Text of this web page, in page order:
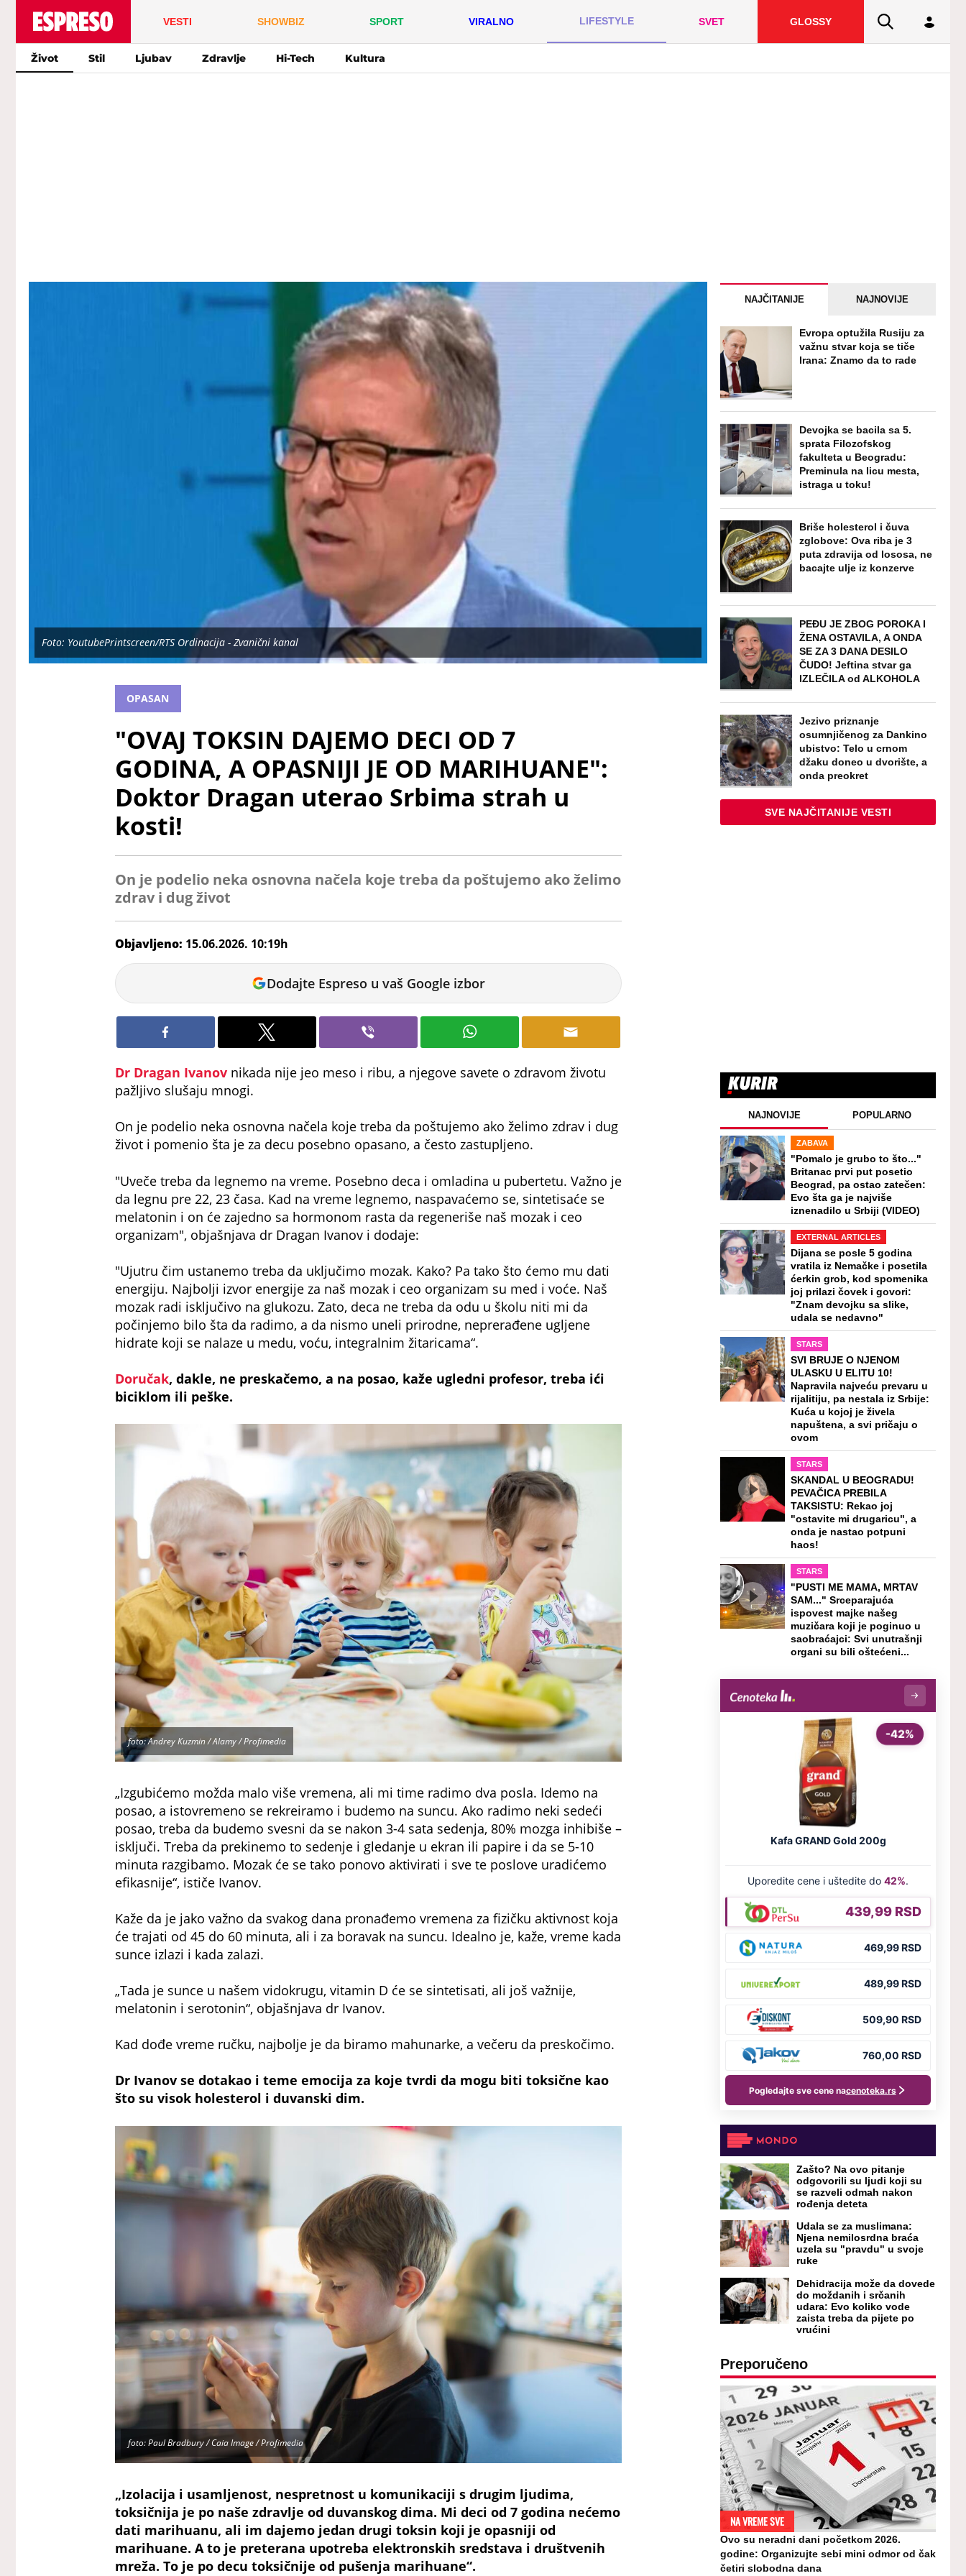
VESTI SHOWBIZ SPORT VIRALNO LIFESTYLE SVET GLOSSY
Život Stil Ljubav Zdravlje Hi-Tech Kultura
Foto: YoutubePrintscreen/RTS Ordinacija - Zvanični kanal
OPASAN
"OVAJ TOKSIN DAJEMO DECI OD 7
GODINA, A OPASNIJI JE OD MARIHUANE":
Doktor Dragan uterao Srbima strah u
kosti!
On je podelio neka osnovna načela koje treba da poštujemo ako želimo
zdrav i dug život
Objavljeno: 15.06.2026. 10:19h
Vanja
Pejić
Dodajte Espreso u vaš Google izbor
Dr Dragan Ivanov nikada nije jeo meso i ribu, a njegove savete o zdravom životu
pažljivo slušaju mnogi.
On je podelio neka osnovna načela koje treba da poštujemo ako želimo zdrav i dug
život i pomenio šta je za decu posebno opasano, a često zastupljeno.
"Uveče treba da legnemo na vreme. Posebno deca i omladina u pubertetu. Važno je
da legnu pre 22, 23 časa. Kad na vreme legnemo, naspavaćemo se, sintetisaće se
melatonin i on će zajedno sa hormonom rasta da regeneriše naš mozak i ceo
organizam", objašnjava dr Dragan Ivanov i dodaje:
"Ujutru čim ustanemo treba da uključimo mozak. Kako? Pa tako što ćemo mu dati
energiju. Najbolji izvor energije za naš mozak i ceo organizam su med i voće. Naš
mozak radi isključivo na glukozu. Zato, deca ne treba da odu u školu niti mi da
počinjemo bilo šta da radimo, a da nismo uneli prirodne, neprerađene ugljene
hidrate koji se nalaze u medu, voću, integralnim žitaricama“.
Doručak, dakle, ne preskačemo, a na posao, kaže ugledni profesor, treba ići
biciklom ili peške.
foto: Andrey Kuzmin / Alamy / Profimedia
„Izgubićemo možda malo više vremena, ali mi time radimo dva posla. Idemo na
posao, a istovremeno se rekreiramo i budemo na suncu. Ako radimo neki sedeći
posao, treba da budemo svesni da se nakon 3-4 sata sedenja, 80% mozga inhibiše –
isključi. Treba da prekinemo to sedenje i gledanje u ekran ili papire i da se 5-10
minuta razgibamo. Mozak će se tako ponovo aktivirati i sve te poslove uradićemo
efikasnije“, ističe Ivanov.
Kaže da je jako važno da svakog dana pronađemo vremena za fizičku aktivnost koja
će trajati od 45 do 60 minuta, ali i za boravak na suncu. Idealno je, kaže, vreme kada
sunce izlazi i kada zalazi.
„Tada je sunce u našem vidokrugu, vitamin D će se sintetisati, ali još važnije,
melatonin i serotonin“, objašnjava dr Ivanov.
Kad dođe vreme ručku, najbolje je da biramo mahunarke, a večeru da preskočimo.
Dr Ivanov se dotakao i teme emocija za koje tvrdi da mogu biti toksične kao
što su visok holesterol i duvanski dim.
foto: Paul Bradbury / Caia Image / Profimedia
„Izolacija i usamljenost, nespretnost u komunikaciji s drugim ljudima,
toksičnija je po naše zdravlje od duvanskog dima. Mi deci od 7 godina nećemo
dati marihuanu, ali im dajemo jedan drugi toksin koji je opasniji od
marihuane. A to je preterana upotreba elektronskih sredstava i društvenih
mreža. To je po decu toksičnije od pušenja marihuane“.
NAJČITANIJE NAJNOVIJE
Evropa optužila Rusiju za
važnu stvar koja se tiče
Irana: Znamo da to rade
Devojka se bacila sa 5.
sprata Filozofskog
fakulteta u Beogradu:
Preminula na licu mesta,
istraga u toku!
Briše holesterol i čuva
zglobove: Ova riba je 3
puta zdravija od lososa, ne
bacajte ulje iz konzerve
PEĐU JE ZBOG POROKA I
ŽENA OSTAVILA, A ONDA
SE ZA 3 DANA DESILO
ČUDO! Jeftina stvar ga
IZLEČILA od ALKOHOLA
Jezivo priznanje
osumnjičenog za Dankino
ubistvo: Telo u crnom
džaku doneo u dvorište, a
onda preokret
SVE NAJČITANIJE VESTI
NAJNOVIJE POPULARNO
ZABAVA
"Pomalo je grubo to što..."
Britanac prvi put posetio
Beograd, pa ostao zatečen:
Evo šta ga je najviše
iznenadilo u Srbiji (VIDEO)
EXTERNAL ARTICLES
Dijana se posle 5 godina
vratila iz Nemačke i posetila
ćerkin grob, kod spomenika
joj prilazi čovek i govori:
"Znam devojku sa slike,
udala se nedavno"
STARS
SVI BRUJE O NJENOM
ULASKU U ELITU 10!
Napravila najveću prevaru u
rijalitiju, pa nestala iz Srbije:
Kuća u kojoj je živela
napuštena, a svi pričaju o
ovom
STARS
SKANDAL U BEOGRADU!
PEVAČICA PREBILA
TAKSISTU: Rekao joj
"ostavite mi drugaricu", a
onda je nastao potpuni
haos!
STARS
"PUSTI ME MAMA, MRTAV
SAM..." Srceparajuća
ispovest majke našeg
muzičara koji je poginuo u
saobraćajci: Svi unutrašnji
organi su bili oštećeni...
Zašto? Na ovo pitanje
odgovorili su ljudi koji su
se razveli odmah nakon
rođenja deteta
Udala se za muslimana:
Njena nemilosrdna braća
uzela su "pravdu" u svoje
ruke
Dehidracija može da dovede
do moždanih i srčanih
udara: Evo koliko vode
zaista treba da pijete po
vrućini
Preporučeno
NA VREME SVE
Ovo su neradni dani početkom 2026.
godine: Organizujte sebi mini odmor od čak
četiri slobodna dana